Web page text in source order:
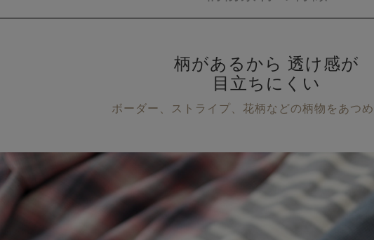
柄があるから 透け感が
目立ちにくい
ボーダー、ストライプ、花柄などの柄物をあつめ